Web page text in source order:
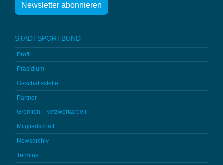
Newsletter abonnieren
STADTSPORTBUND
Profil
Präsidium
Geschäftsstelle
Partner
Gremien-, Netzwerkarbeit
Mitgliedschaft
Newsarchiv
Termine